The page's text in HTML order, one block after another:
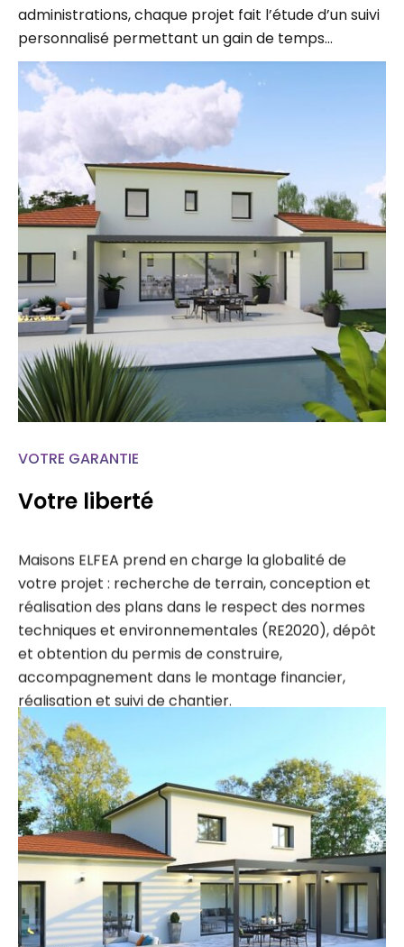
personnalisé permettant un gain de temps…
VOTRE GARANTIE
Votre liberté
votre projet : recherche de terrain, conception et
réalisation des plans dans le respect des normes
techniques et environnementales (RE2020), dépôt
et obtention du permis de construire,
accompagnement dans le montage financier,
réalisation et suivi de chantier.